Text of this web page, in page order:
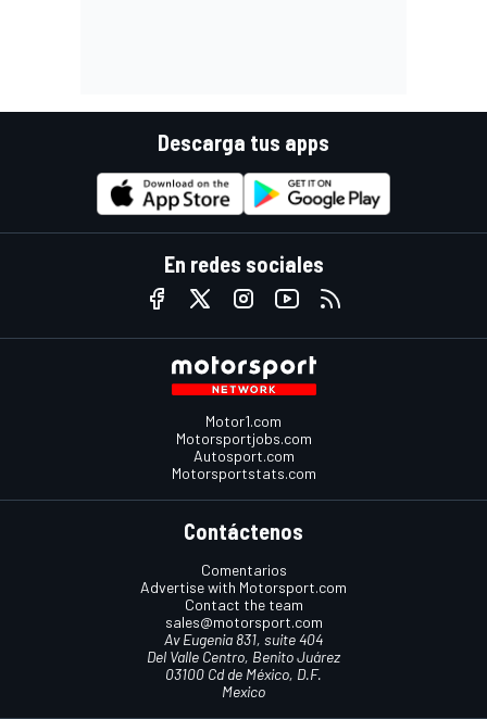
Descarga tus apps
En redes sociales
Motor1.com
Motorsportjobs.com
Autosport.com
Motorsportstats.com
Contáctenos
Comentarios
Advertise with Motorsport.com
Contact the team
sales@motorsport.com
Av Eugenia 831, suite 404
Del Valle Centro, Benito Juárez
03100 Cd de México, D.F.
Mexico